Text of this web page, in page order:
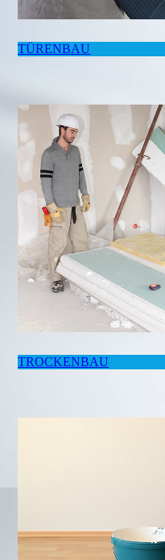
TÜRENBAU
TROCKENBAU